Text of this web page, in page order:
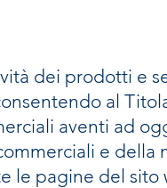
dei prodotti e
al
aventi ad
e della
le pagine del sito